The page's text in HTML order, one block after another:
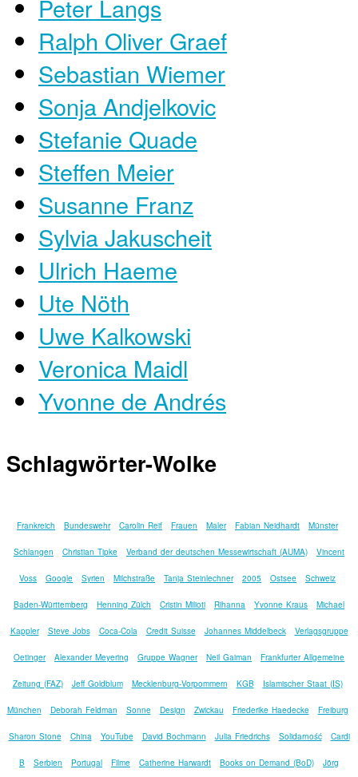
Peter Langs
Ralph Oliver Graef
Sebastian Wiemer
Sonja Andjelkovic
Stefanie Quade
Steffen Meier
Susanne Franz
Sylvia Jakuscheit
Ulrich Haeme
Ute Nöth
Uwe Kalkowski
Veronica Maidl
Yvonne de Andrés
Schlagwörter-Wolke
Frankreich Bundeswehr Carolin Reif Frauen Maler Fabian Neidhardt Münster
Schlangen Christian Tipke Verband der deutschen Messewirtschaft (AUMA) Vincent
Voss Google Syrien Milchstraße Tanja Steinlechner 2005 Ostsee Schweiz
Baden-Württemberg Henning Zülch Cristin Milioti Rihanna Yvonne Kraus Michael
Kappler Steve Jobs Coca-Cola Credit Suisse Johannes Middelbeck Verlagsgruppe
Oetinger Alexander Meyering Gruppe Wagner Neil Gaiman Frankfurter Allgemeine
Zeitung (FAZ) Jeff Goldblum Mecklenburg-Vorpommern KGB Islamischer Staat (IS)
München Deborah Feldman Sonne Design Zwickau Friederike Haedecke Freiburg
Sharon Stone China YouTube David Bochmann Julia Friedrichs Solidarność Cardi
B Serbien Portugal Filme Catherine Harwardt Books on Demand (BoD) Jörg